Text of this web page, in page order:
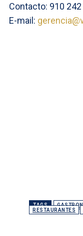
Contacto: 910
E-mail:
TAGS
RESTAURANTES